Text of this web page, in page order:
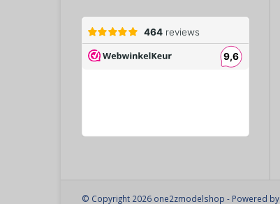
© Copyright 2026 one2zmodelshop - Powered by